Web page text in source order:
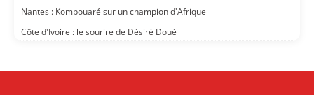
Nantes : Kombouaré sur un champion d'Afrique
Côte d'Ivoire : le sourire de Désiré Doué